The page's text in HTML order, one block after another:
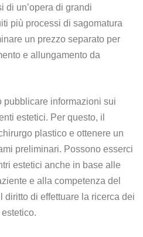
di un’opera di grandi
più processi di sagomatura
un prezzo separato per
e allungamento da
pubblicare informazioni sui
estetici. Per questo, il
plastico e ottenere un
preliminari. Possono esserci
estetici anche in base alle
e alla competenza del
diritto di effettuare la ricerca dei